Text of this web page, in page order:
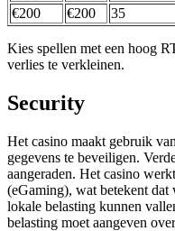
€200
€200 35
Kies spellen met een hoog
verlies te verkleinen.
Security
Het casino maakt gebruik
gegevens te beveiligen.
aangeraden. Het casino
(eGaming), wat betekent dat
lokale belasting kunnen
belasting moet aangeven